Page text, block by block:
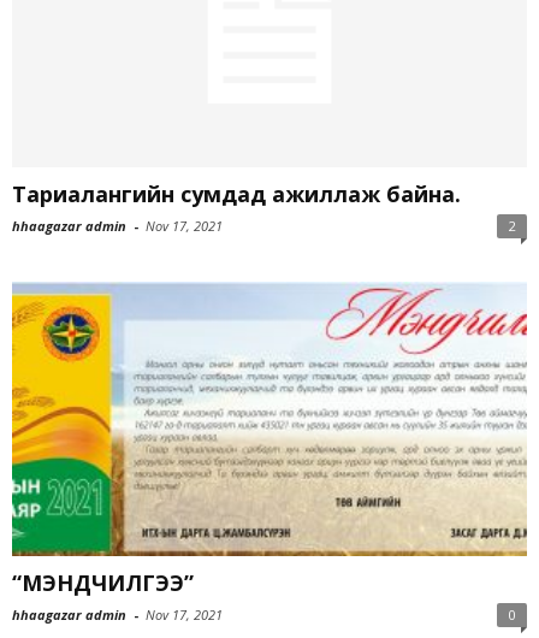
Тариалангийн сумдад ажиллаж байна.
hhaagazar admin - Nov 17, 2021 2
“МЭНДЧИЛГЭЭ”
hhaagazar admin - Nov 17, 2021 0